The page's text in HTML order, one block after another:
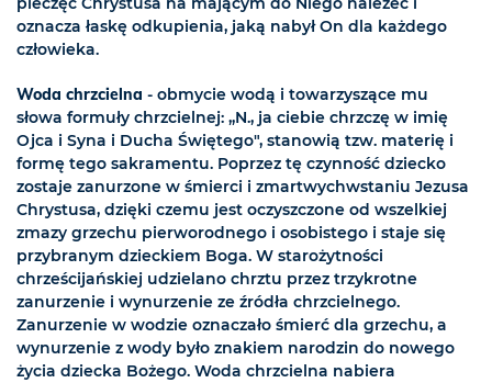
oznacza łaskę odkupienia, jaką nabył On dla każdego
człowieka.
Woda chrzcielna - obmycie wodą i towarzyszące mu
słowa formuły chrzcielnej: „N., ja ciebie chrzczę w imię
Ojca i Syna i Ducha Świętego", stanowią tzw. materię i
formę tego sakramentu. Poprzez tę czynność dziecko
zostaje zanurzone w śmierci i zmartwychwstaniu Jezusa
Chrystusa, dzięki czemu jest oczyszczone od wszelkiej
zmazy grzechu pierworodnego i osobistego i staje się
przybranym dzieckiem Boga. W starożytności
chrześcijańskiej udzielano chrztu przez trzykrotne
zanurzenie i wynurzenie ze źródła chrzcielnego.
Zanurzenie w wodzie oznaczało śmierć dla grzechu, a
wynurzenie z wody było znakiem narodzin do nowego
życia dziecka Bożego. Woda chrzcielna nabiera